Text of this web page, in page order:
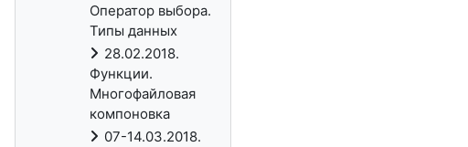
Оператор выбора.
Типы данных
28.02.2018.
Функции.
Многофайловая
компоновка
07-14.03.2018.